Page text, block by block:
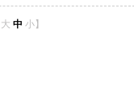
大 中 小】